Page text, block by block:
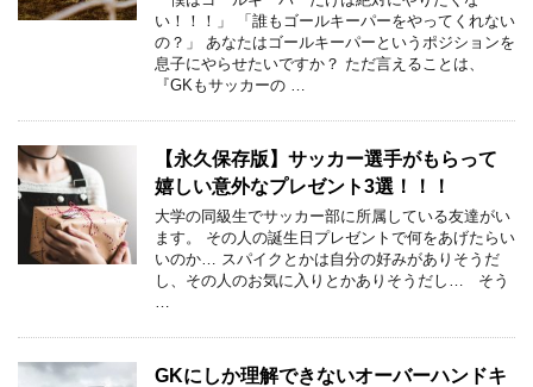
い！！！」 「誰もゴールキーパーをやってくれない
の？」 あなたはゴールキーパーというポジションを
息子にやらせたいですか？ ただ言えることは、
『GKもサッカーの …
【永久保存版】サッカー選手がもらって
嬉しい意外なプレゼント3選！！！
大学の同級生でサッカー部に所属している友達がい
ます。 その人の誕生日プレゼントで何をあげたらい
いのか… スパイクとかは自分の好みがありそうだ
し、その人のお気に入りとかありそうだし… そう
…
GKにしか理解できないオーバーハンドキ